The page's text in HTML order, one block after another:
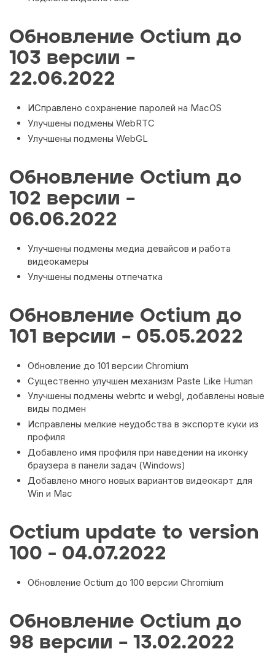
Обновление Octium до
103 версии –
22.06.2022
ИСправлено сохранение паролей на MacOS
Улучшены подмены WebRTC
Улучшены подмены WebGL
Обновление Octium до
102 версии –
06.06.2022
Улучшены подмены медиа девайсов и работа
видеокамеры
Улучшены подмены отпечатка
Обновление Octium до
101 версии – 05.05.2022
Обновление до 101 версии Chromium
Существенно улучшен механизм Paste Like Human
Улучшены подмены webrtc и webgl, добавлены новые
виды подмен
Исправлены мелкие неудобства в экспорте куки из
профиля
Добавлено имя профиля при наведении на иконку
браузера в панели задач (Windows)
Добавлено много новых вариантов видеокарт для
Win и Mac
Octium update to version
100 - 04.07.2022
Обновление Octium до 100 версии Chromium
Обновление Octium до
98 версии – 13.02.2022